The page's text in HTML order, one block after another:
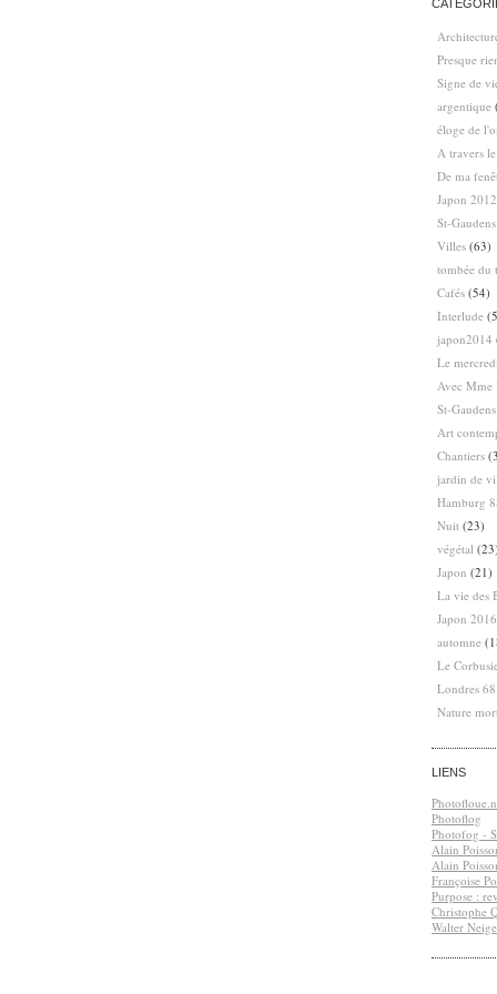
Presque
Signe de
argentique
éloge de
A travers
De ma
Japon 2012
St-Gaudens
Villes (63)
tombée du
Cafés (54)
Interlude
japon2014
Le
Avec Mme
St-
Art
Chantiers
jardin de
Hamburg
Nuit (23)
végétal
Japon (21)
La vie des
Japon 2016
automne
Le
Londres
Nature
LIENS
Photoflog
Photofog -
Alain
Alain
Françoise
Purpose :
Christophe
Walter